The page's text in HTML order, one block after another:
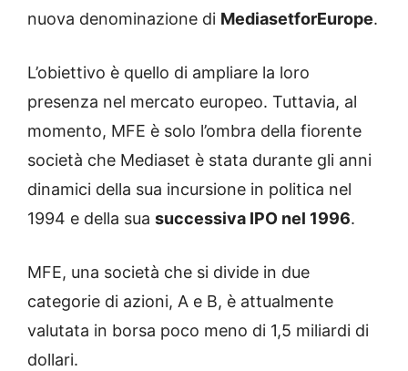
nuova denominazione di MediasetforEurope.
L’obiettivo è quello di ampliare la loro
presenza nel mercato europeo. Tuttavia, al
momento, MFE è solo l’ombra della fiorente
società che Mediaset è stata durante gli anni
dinamici della sua incursione in politica nel
1994 e della sua successiva IPO nel 1996.
MFE, una società che si divide in due
categorie di azioni, A e B, è attualmente
valutata in borsa poco meno di 1,5 miliardi di
dollari.